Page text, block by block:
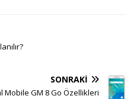
SONRAKI
Mobile GM 8 Go Özellikleri